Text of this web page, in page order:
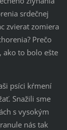
srdečnej
zvierat zomiera
Prečo
ako to bolo ešte
psíci kŕmení
Snažili sme
s vysokým
nás tak